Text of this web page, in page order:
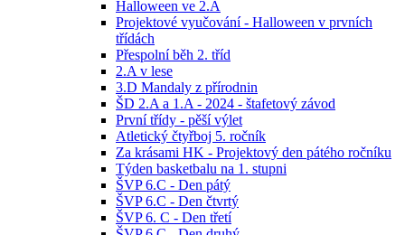
Halloween ve 2.A
Projektové vyučování - Halloween v prvních
třídách
Přespolní běh 2. tříd
2.A v lese
3.D Mandaly z přírodnin
ŠD 2.A a 1.A - 2024 - štafetový závod
První třídy - pěší výlet
Atletický čtyřboj 5. ročník
Za krásami HK - Projektový den pátého ročníku
Týden basketbalu na 1. stupni
ŠVP 6.C - Den pátý
ŠVP 6.C - Den čtvrtý
ŠVP 6. C - Den třetí